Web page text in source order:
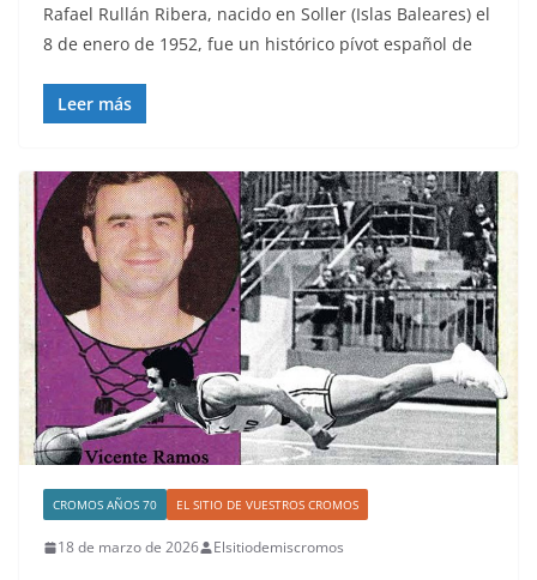
Rafael Rullán Ribera, nacido en Soller (Islas Baleares) el
8 de enero de 1952, fue un histórico pívot español de
Leer más
CROMOS AÑOS 70 EL SITIO DE VUESTROS CROMOS
18 de marzo de 2026 Elsitiodemiscromos